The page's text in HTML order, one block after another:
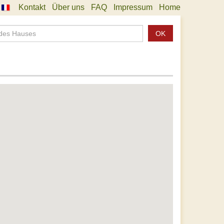
Kontakt Über uns FAQ Impressum Home
OK